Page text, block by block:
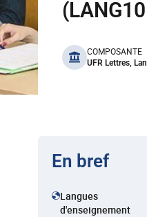
benefits
COMPOSANTE
UFR Lettres,
En bref
Langues
d'enseignement